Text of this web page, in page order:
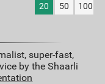
20 50 100
super-fast,
by the Shaarli